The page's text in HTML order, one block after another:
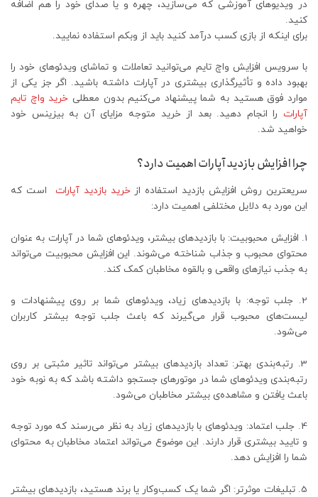
در ویدیوهای آموزشی که می‌سازید، چهره و یا صدای خود را هم اضافه
کنید.
برای اینکه از بازی کسب درآمد کنید باید از وبکم استفاده نمایید.
با سرویس افزایش واچ تایم می‌توانید تعاملات و تماشای ویدئوهای خود را
بهبود داده و تأثیرگذاری بیشتری در آپارات داشته باشید. اگر جز یکی از
موارد فوق هستید به شما پیشنهاد می‌کنیم بدون معطلی خرید واچ تایم
آپارات را انجام دهید. بعد از خرید متوجه مزایای آن به بیزینس خود
خواهید شد.
چرا افزایش بازدید آپارات اهمیت دارد؟
سریعترین روش افزایش بازدید استفاده ازخرید بازدید آپارات است که
این مورد به دلایل مختلفی اهمیت دارد:
1. افزایش محبوبیت: با بازدیدهای بیشتر، ویدئوهای شما در آپارات به عنوان
محتوای محبوب و جذاب شناخته می‌شوند. این افزایش محبوبیت می‌تواند
به جذب نیازهای واقعی و بالقوه مخاطبان کمک کند.
2. جلب توجه: با بازدیدهای زیاد، ویدئوهای شما بر روی پیشنهادات و
لیست‌های محبوب قرار می‌گیرند که باعث جلب توجه بیشتر کاربران
می‌شود.
3. رتبه‌بندی بهتر: تعداد بازدیدهای بیشتر می‌تواند تاثیر مثبتی بر روی
رتبه‌بندی ویدئوهای شما در موتورهای جستجو داشته باشد که به نوبه خود
باعث یافتن و مشاهده‌ی بیشتر مخاطبان می‌شود.
4. جلب اعتماد: ویدئوهای با بازدیدهای زیاد به نظر می‌رسند که مورد توجه
و تایید بیشتری قرار دارند. این موضوع می‌تواند اعتماد مخاطبان به محتوای
شما را افزایش دهد.
5. تبلیغات موثرتر: اگر شما یک کسب‌وکار یا برند هستید، بازدیدهای بیشتر